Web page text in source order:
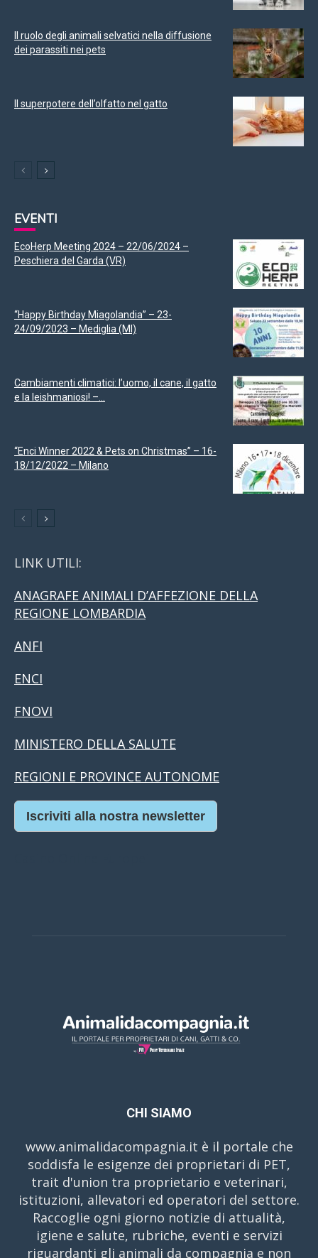
Il ruolo degli animali selvatici nella diffusione
dei parassiti nei pets
Il superpotere dell’olfatto nel gatto
EVENTI
EcoHerp Meeting 2024 – 22/06/2024 –
Peschiera del Garda (VR)
“Happy Birthday Miagolandia” – 23-
24/09/2023 – Mediglia (MI)
Cambiamenti climatici: l’uomo, il cane, il gatto
e la leishmaniosi! –...
“Enci Winner 2022 & Pets on Christmas” – 16-
18/12/2022 – Milano
LINK UTILI:
ANAGRAFE ANIMALI D’AFFEZIONE DELLA
REGIONE LOMBARDIA
ANFI
ENCI
FNOVI
MINISTERO DELLA SALUTE
REGIONI E PROVINCE AUTONOME
Iscriviti alla nostra newsletter
CHI SIAMO
www.animalidacompagnia.it è il portale che
soddisfa le esigenze dei proprietari di PET,
trait d'union tra proprietario e veterinari,
istituzioni, allevatori ed operatori del settore.
Raccoglie ogni giorno notizie di attualità,
igiene e salute, rubriche, eventi e servizi
riguardanti gli animali da compagnia e non